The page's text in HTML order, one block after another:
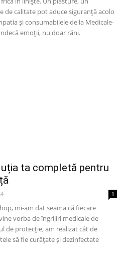
de calitate pot aduce siguranță acolo
și consumabilele de la Medicale-
emoții, nu doar răni.
ta completă pentru
1
mi-am dat seama că fiecare
vorba de îngrijiri medicale de
de protecție, am realizat cât de
să fie curățate și dezinfectate